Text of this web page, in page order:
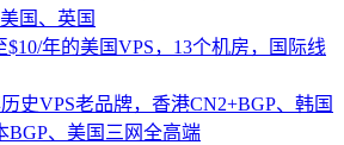
国、英国
$10/年的美国VPS，13个机房，国际线
历史VPS老品牌，香港CN2+BGP、韩国
BGP、美国三网全高端